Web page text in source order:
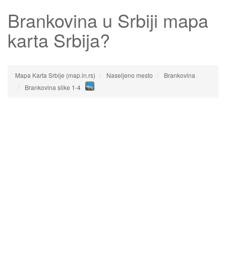
Brankovina u Srbiji mapa
karta Srbija?
Mapa Karta Srbije (map.in.rs) Naseljeno mesto
Brankovina
Brankovina slike 1-4